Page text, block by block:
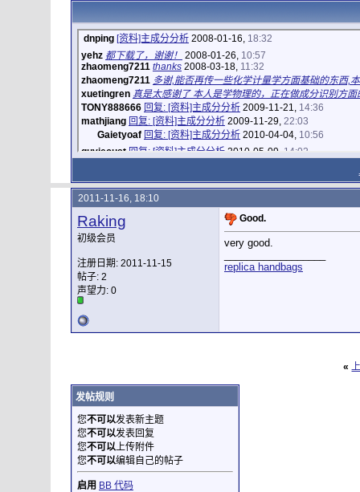
dnping [资料]主成分分析2008-01-16, 18:32
yehz 都下载了，谢谢！ 2008-01-26, 10:57
zhaomeng7211 thanks2008-03-18, 11:32
zhaomeng7211 多谢,能否再传一些化学计量学方面基础的东西,
xuetingren 真是太感谢了 本人是学物理的，正在做成分识别方面
TONY888666 回复: [资料]主成分分析2009-11-21, 14:36
mathjiang 回复: [资料]主成分分析2009-11-29, 22:03
Gaietyoaf 回复: [资料]主成分分析2010-04-04, 10:56
quyiecust 回复: [资料]主成分分析2010-05-09, 14:02
Raking Good.2011-11-16,18:10
人间草木 回复: [资料]主成分分析
2011-11-16, 18:10
Raking
初级会员
注册日期: 2011-11-15
帖子: 2
声望力: 0
Good.
very good.
replica handbags
«
发帖规则
您不可以发表新主题
您不可以发表回复
您不可以上传附件
您不可以编辑自己的帖子
启用 BB 代码